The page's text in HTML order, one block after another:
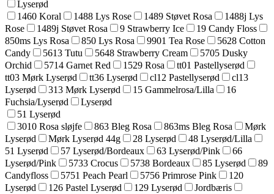
Lyserød
1460 Koral
1488 Lys Rose 1489 Støvet Rosa
1488j Lys
Rose
1489j Støvet Rosa 9 Strawberry Ice
19 Candy Floss
850ms Lys Rosa
850 Lys Rosa 9901 Tea Rose
5628 Cotton
Candy
5613 Tutu 5648 Strawberry Cream
5705 Dusky
Orchid
5714 Garnet Red 1529 Rosa
tt01 Pastellyserød
tt03 Mørk Lyserød
tt36 Lyserød cl12 Pastellyserød
cl13
Lyserød
313 Mørk Lyserød 15 Gammelrosa/Lilla
16
Fuchsia/Lyserød
Lyserød
51 Lyserød
3010 Rosa sløjfe
863 Bleg Rosa 863ms Bleg Rosa
Mørk
Lyserød
Mørk Lyserød 44g 28 Lyserød
48 Lyserød/Lilla
51 Lyserød
57 Lyserød/Bordeaux 63 Lyserød/Pink
66
Lyserød/Pink
5733 Crocus 5738 Bordeaux 85 Lyserød
89
Candyfloss
5751 Peach Pearl 5756 Primrose Pink
120
Lyserød
126 Pastel Lyserød 129 Lyserød
Jordbæris